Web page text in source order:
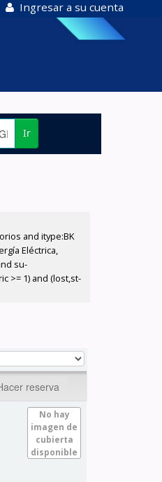
Ingresar a su cuenta
Ir
and itype:BK
Eléctrica,
su-
>= 1) and (lost,st-
reserva
No hay
imagen de
cubierta
disponible